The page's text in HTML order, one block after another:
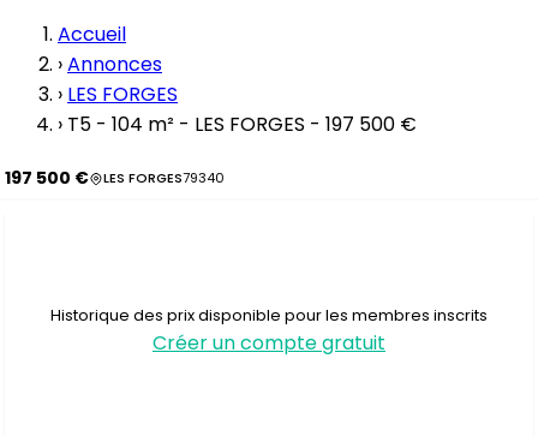
Accueil
›Annonces
› LES FORGES
› T5 - 104 m² - LES FORGES - 197 500 €
197 500 € LES FORGES79340
Historique des prix disponible pour les membres inscrits
Créer un compte gratuit